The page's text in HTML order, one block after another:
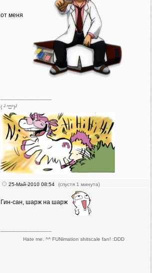
от меня
( ╯°□°)╯
25-Май-2010 08:54 (спустя 1 минута)
Гин-сан, шарж на шарж
Hate me. ^^ FUNimation shitscale fan! :DDD